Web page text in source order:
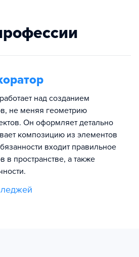
над созданием
не меняя геометрию
Он оформляет детально
композицию из элементов
входит правильное
в пространстве, а также